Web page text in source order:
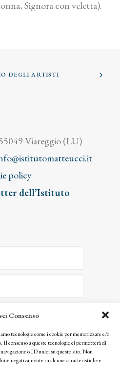
Consenso
tecnologie come i cookie per memorizzare e/o
consenso a queste tecnologie ci permetterà di
o ID unici su questo sito. Non
negativamente su alcune caratteristiche e
Signora con veletta).
DEGLI ARTISTI
Viareggio (LU)
policy
dell’Istituto
le tue informazioni saranno trattate